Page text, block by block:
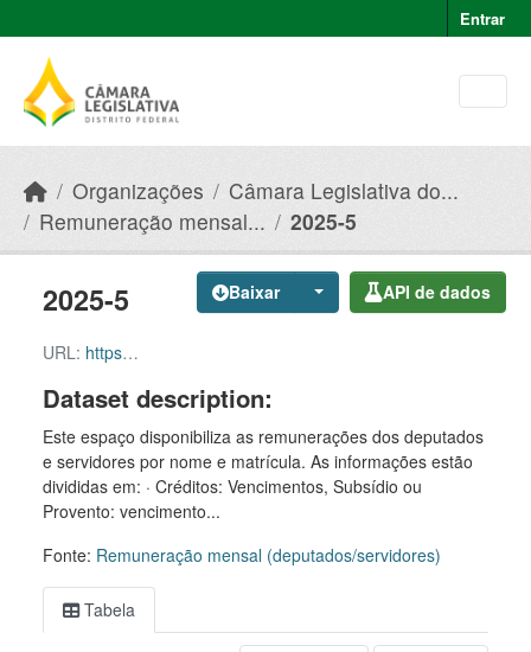
Entrar
Organizações
Câmara Legislativa do...
Remuneração mensal...
2025-5
Baixar API de dados
2025-5
URL: https://dados.cl.df.gov.br/dataset/f046427e-51b2-49e8-afe5-945e82b55ce9/resource/c0d3420f-2995-4df2-acb7-aa472091ccb5/download/2025-5.csv
Dataset description:
Este espaço disponibiliza as remunerações dos deputados
e servidores por nome e matrícula. As informações estão
divididas em: · Créditos: Vencimentos, Subsídio ou
Provento: vencimento...
Fonte: Remuneração mensal (deputados/servidores)
Tabela